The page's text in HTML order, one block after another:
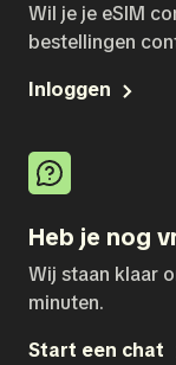
Wil je je eSIM
bestellingen
Inloggen
Heb je nog
Wij staan klaar
minuten.
Start een chat